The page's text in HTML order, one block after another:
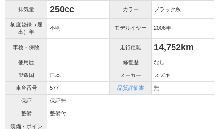
排気量 250cc カラー ブラック系
初度登録（届
出）年
不明 モデルイヤー 2006年
車検・保険 走行距離 14,752km
使用歴 修復歴 なし
製造国 日本 メーカー スズキ
車台番号 577 品質評価書 無
保証 保証無
整備 整備付
装備・ポイン